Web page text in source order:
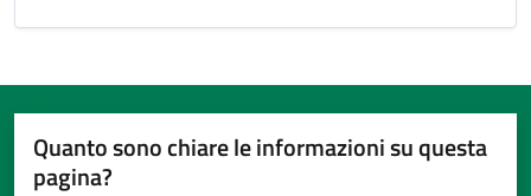
Quanto sono chiare le informazioni su questa
pagina?